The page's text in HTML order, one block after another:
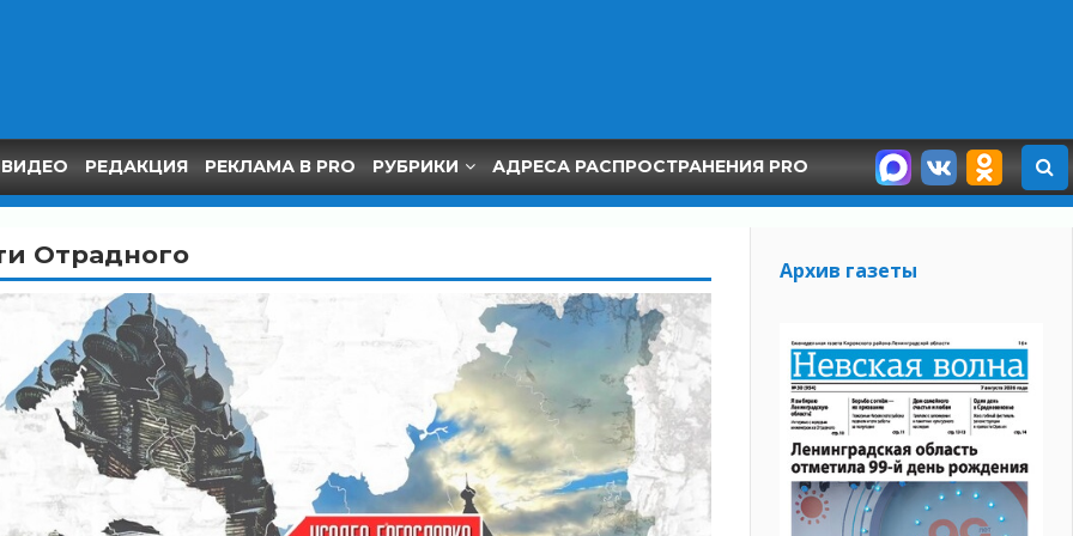
ВИДЕО РЕДАКЦИЯ РЕКЛАМА В PRO РУБРИКИ АДРЕСА РАСПРОСТРАНЕНИЯ PRO
Отрадного
Архив газеты